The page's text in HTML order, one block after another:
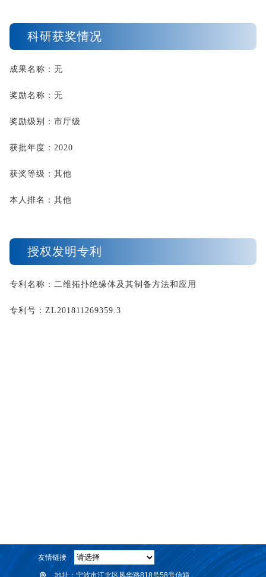
科研获奖情况
成果名称：无
奖励名称：无
奖励级别：市厅级
获批年度： 2020
获奖等级：其他
本人排名：其他
授权发明专利
专利名称：二维拓扑绝缘体及其制备方法和应用
专利号： ZL201811269359.3
地址： 宁波市江北区风华路818号58号信箱
友情链接